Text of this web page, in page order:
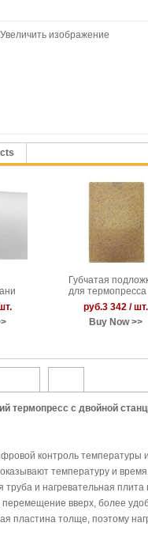
Увеличить изображение
Губчатая
для термопресса
40x60см
руб.3 342 / шт.
Buy Now >>
термопресс с двойной
контроль температуры
температуру и
труба и нагревательная
вверх, более
пластина толще, поэтому